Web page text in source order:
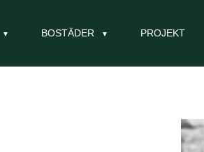
BOSTÄDER PROJEKT